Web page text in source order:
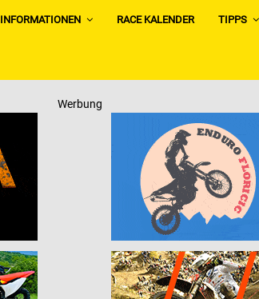
INFORMATIONEN RACE KALENDER TIPPS
Werbung